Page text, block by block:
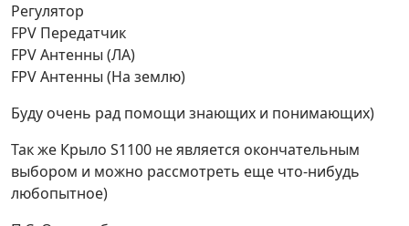
Регулятор
FPV Передатчик
FPV Антенны (ЛА)
FPV Антенны (На землю)
Буду очень рад помощи знающих и понимающих)
Так же Крыло S1100 не является окончательным
выбором и можно рассмотреть еще что-нибудь
любопытное)